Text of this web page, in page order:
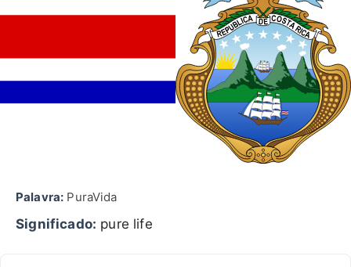
Palavra: PuraVida
Significado: pure life